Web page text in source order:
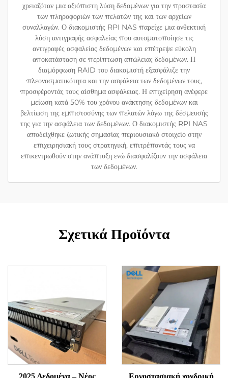
χρειαζόταν μια αξιόπιστη λύση δεδομένων για την προστασία
των πληροφοριών των πελατών της και των αρχείων
συναλλαγών. Ο διακομιστής RPI NAS παρείχε μια ανθεκτική
λύση αντιγραφής ασφαλείας που αυτοματοποίησε τις
αντιγραφές ασφαλείας δεδομένων και επέτρεψε εύκολη
αποκατάσταση σε περίπτωση απώλειας δεδομένων. Η
διαμόρφωση RAID του διακομιστή εξασφάλιζε την
πλεονασματικότητα και την ασφάλεια των δεδομένων τους,
προσφέροντάς τους αίσθημα ασφάλειας. Η επιχείρηση ανέφερε
μείωση κατά 50% του χρόνου ανάκτησης δεδομένων και
βελτίωση της εμπιστοσύνης των πελατών λόγω της δέσμευσής
της για την ασφάλεια των δεδομένων. Ο διακομιστής RPI NAS
αποδείχθηκε ζωτικής σημασίας περιουσιακό στοιχείο στην
επιχειρησιακή τους στρατηγική, επιτρέποντάς τους να
επικεντρωθούν στην ανάπτυξη ενώ διασφαλίζουν την ασφάλεια
των δεδομένων.
Σχετικά Προϊόντα
2025 Δεδομένα – Νέος Εργοστασιακή χονδρική